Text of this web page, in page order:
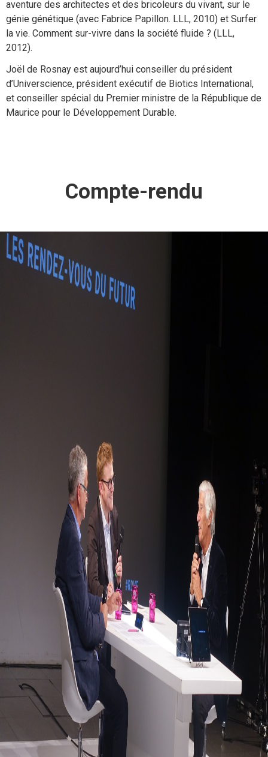
aventure des architectes et des bricoleurs du vivant, sur le
génie génétique (avec Fabrice Papillon. LLL, 2010) et Surfer
la vie. Comment sur-vivre dans la société fluide ? (LLL,
2012).
Joël de Rosnay est aujourd’hui conseiller du président
d’Universcience, président exécutif de Biotics International,
et conseiller spécial du Premier ministre de la République de
Maurice pour le Développement Durable.
Compte-rendu